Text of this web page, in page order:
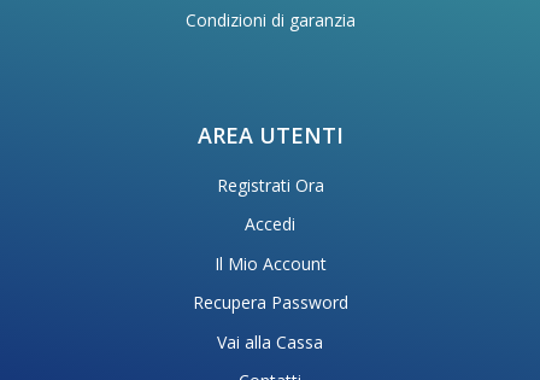
Condizioni di garanzia
AREA UTENTI
Registrati Ora
Accedi
Il Mio Account
Recupera Password
Vai alla Cassa